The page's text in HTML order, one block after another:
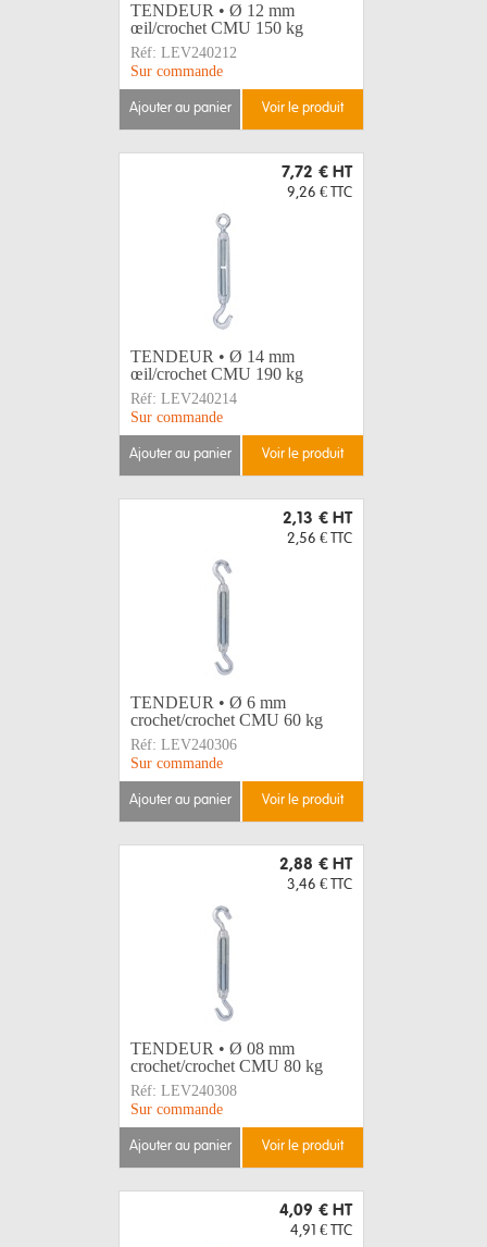
TENDEUR • Ø 12 mm
œil/crochet CMU 150 kg
Réf: LEV240212
Sur commande
ajouter au panier voir le produit
7,72 € HT
9,26 € TTC
TENDEUR • Ø 14 mm
œil/crochet CMU 190 kg
Réf: LEV240214
Sur commande
ajouter au panier voir le produit
2,13 € HT
2,56 € TTC
TENDEUR • Ø 6 mm
crochet/crochet CMU 60 kg
Réf: LEV240306
Sur commande
ajouter au panier voir le produit
2,88 € HT
3,46 € TTC
TENDEUR • Ø 08 mm
crochet/crochet CMU 80 kg
Réf: LEV240308
Sur commande
ajouter au panier voir le produit
4,09 € HT
4,91 € TTC